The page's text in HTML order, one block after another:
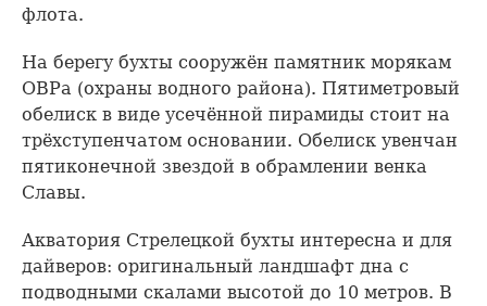
флота.
На берегу бухты сооружён памятник морякам
ОВРа (охраны водного района). Пятиметровый
обелиск в виде усечённой пирамиды стоит на
трёхступенчатом основании. Обелиск увенчан
пятиконечной звездой в обрамлении венка
Славы.
Акватория Стрелецкой бухты интересна и для
дайверов: оригинальный ландшафт дна с
подводными скалами высотой до 10 метров. В